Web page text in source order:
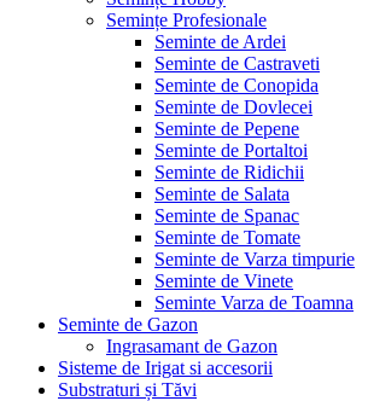
Semințe Profesionale
Seminte de Ardei
Seminte de Castraveti
Seminte de Conopida
Seminte de Dovlecei
Seminte de Pepene
Seminte de Portaltoi
Seminte de Ridichii
Seminte de Salata
Seminte de Spanac
Seminte de Tomate
Seminte de Varza timpurie
Seminte de Vinete
Seminte Varza de Toamna
Seminte de Gazon
Ingrasamant de Gazon
Sisteme de Irigat si accesorii
Substraturi și Tăvi